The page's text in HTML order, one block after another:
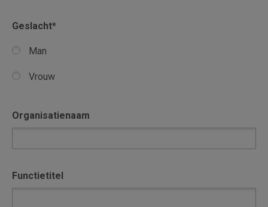
Geslacht*
Man
Vrouw
Organisatienaam
Functietitel